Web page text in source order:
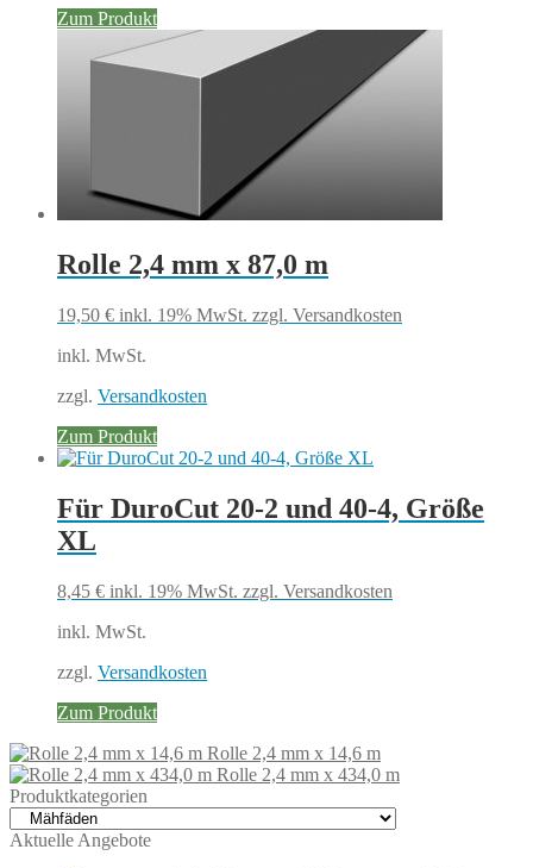
Zum Produkt
Rolle 2,4 mm x 87,0 m
19,50 € inkl. 19% MwSt. zzgl. Versandkosten
inkl. MwSt.
zzgl. Versandkosten
Zum Produkt
Für DuroCut 20-2 und 40-4, Größe
XL
8,45 € inkl. 19% MwSt. zzgl. Versandkosten
inkl. MwSt.
zzgl. Versandkosten
Zum Produkt
Rolle 2,4 mm x 14,6 m
Rolle 2,4 mm x 434,0 m
Produktkategorien
Aktuelle Angebote